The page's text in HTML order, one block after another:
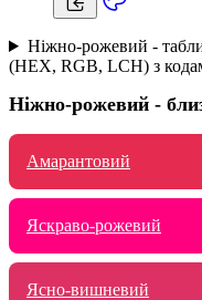
Ніжно-рожевий -
(HEX, RGB, LCH) з
Ніжно-рожевий -
Амарантовий
Яскраво-рожевий
Ясно-вишневий